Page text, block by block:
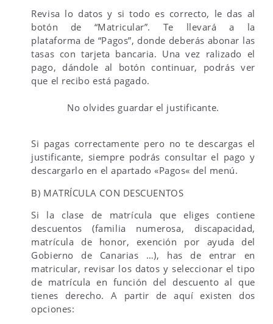
Revisa lo datos y si todo es correcto, le das al
botón de “Matricular”. Te llevará a la
plataforma de “Pagos”, donde deberás abonar las
tasas con tarjeta bancaria. Una vez ralizado el
pago, dándole al botón continuar, podrás ver
que el recibo está pagado.
No olvides guardar el justificante.
Si pagas correctamente pero no te descargas el
justificante, siempre podrás consultar el pago y
descargarlo en el apartado «Pagos« del menú.
B) MATRÍCULA CON DESCUENTOS
Si la clase de matrícula que eliges contiene
descuentos (familia numerosa, discapacidad,
matrícula de honor, exención por ayuda del
Gobierno de Canarias …), has de entrar en
matricular, revisar los datos y seleccionar el tipo
de matrícula en función del descuento al que
tienes derecho. A partir de aquí existen dos
opciones: